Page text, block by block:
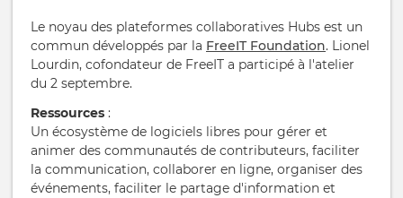
Le noyau des plateformes collaboratives Hubs est un
commun développés par la FreeIT Foundation. Lionel
Lourdin, cofondateur de FreeIT a participé à l'atelier
du 2 septembre.
Ressources :
Un écosystème de logiciels libres pour gérer et
animer des communautés de contributeurs, faciliter
la communication, collaborer en ligne, organiser des
événements, faciliter le partage d'information et